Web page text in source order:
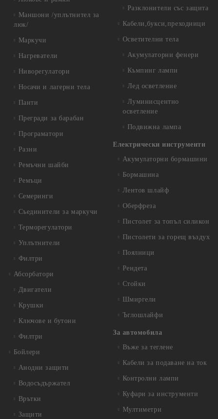
Маншони /уплътнител за
люк/
Маркучи
Нагреватели
Ниворегулатори
Носачи и лагерни тела
Панти
Прегради за барабан
Програматори
Разни
Ремъчни шайби
Ремъци
Семеринги
Съединители за маркучи
Терморегулатори
Уплътнители
Филтри
Абсорбатори
Двигатели
Крушки
Ключове и бутони
Филтри
Бойлери
Анодни защити
Водосъдържател
Врътки
Защити
Разклонители със защита
Кабели,букси,преходници
Осветителни тела
Акумулаторни фенери
Къмпинг лампи
Лед осветление
Луминисцентно
осветление
Подвижна лампа
Електрически инструменти
Акумулаторни бормашини
Бормашина
Лентов шлайф
Оберфреза
Пистолет за топъл силикон
Пистолети за горещ въздух
Поялници
Рендета
Стойки
Шмиргели
Ъглошлайфи
За автомобила
Въже за теглене
Кабели за подаване на ток
Контролни лампи
Куфари за инструменти
Мултиметри